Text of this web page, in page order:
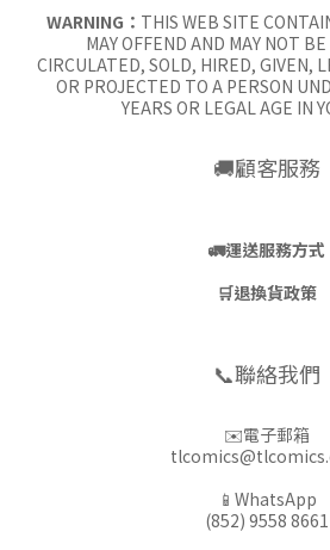
WARNING： THIS WEB SITE
MAY OFFEND AND MAY NOT
CIRCULATED, SOLD, HIRED, GIVEN,
OR PROJECTED TO A PERSON
YEARS OR LEGAL AGE IN
🚚顧客服務
🚛運送服務方式
🛒退換貨政策
📞聯絡我們
✉️電子郵箱
📱WhatsApp
(852) 9558 8661